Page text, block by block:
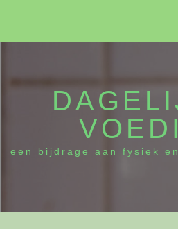
een bijdrage aan fysiek